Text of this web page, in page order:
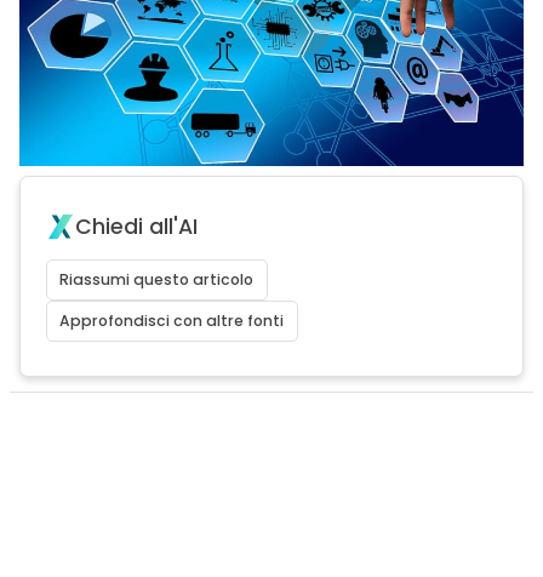
Chiedi all'AI
Riassumi questo articolo
Approfondisci con altre fonti